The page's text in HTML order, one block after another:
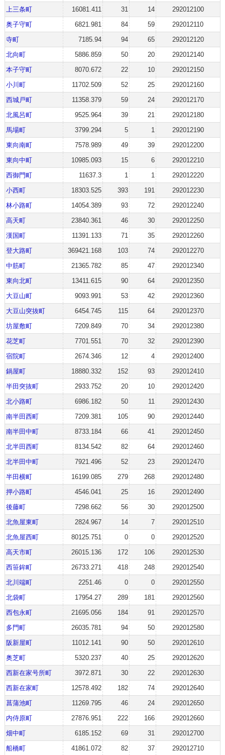
上三条町
16081.411 31 14
292012100
奥子守町
6821.981 84 59
292012110
寺町
7185.94 94 65
292012120
北向町
5886.859 50 20
292012140
本子守町
8070.672 22 10
292012150
小川町
11702.509 52 25
292012160
西城戸町
11358.379 59 24
292012170
北風呂町
9525.964 39 21
292012180
馬場町
3799.294 5 1
292012190
東向南町
7578.989 49 39
292012200
東向中町
10985.093 15 6
292012210
西御門町
11637.3 1 1
292012220
小西町
18303.525 393 191
292012230
林小路町
14054.389 93 72
292012240
高天町
23840.361 46 30
292012250
漢国町
11391.133 71 35
292012260
登大路町
369421.168 103 74
292012270
中筋町
21365.782 85 47
292012340
東向北町
13411.615 90 64
292012350
大豆山町
9093.991 53 42
292012360
大豆山突抜町
6454.745 115 64
292012370
坊屋敷町
7209.849 70 34
292012380
花芝町
7701.551 70 32
292012390
宿院町
2674.346 12 4
292012400
鍋屋町
18880.332 152 93
292012410
半田突抜町
2933.752 20 10
292012420
北小路町
6986.182 50 11
292012430
南半田西町
7209.381 105 90
292012440
南半田中町
8733.184 66 41
292012450
北半田西町
8134.542 82 64
292012460
北半田中町
7921.496 52 23
292012470
半田横町
16199.085 279 268
292012480
押小路町
4546.041 25 16
292012490
後藤町
7298.662 56 30
292012500
北魚屋東町
2824.967 14 7
292012510
北魚屋西町
80125.751 0 0
292012520
高天市町
26015.136 172 106
292012530
西笹鉾町
26733.271 418 248
292012540
北川端町
2251.46 0 0
292012550
北袋町
17954.27 289 181
292012560
西包永町
21695.056 184 91
292012570
多門町
26035.781 94 50
292012580
阪新屋町
11012.141 90 50
292012610
奥芝町
5320.237 40 25
292012620
西新在家号所町
3972.871 30 22
292012630
西新在家町
12578.492 182 74
292012640
菖蒲池町
11269.795 46 24
292012650
内侍原町
27876.951 222 166
292012660
畑中町
6185.152 69 31
292012700
船橋町
41861.072 82 37
292012710